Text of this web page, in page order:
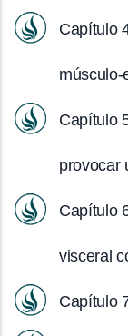
Capítulo
músculo-
Capítulo
provocar
Capítulo
visceral
Capítulo